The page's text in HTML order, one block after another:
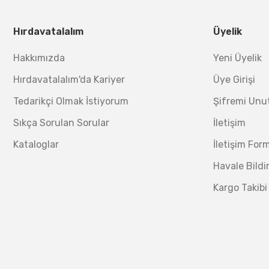
Lüdecke
Lüdecke ES13T Stoper Kaplin Hava Hortum 13 mm
Ücretsiz Nakliye
Hırdavatalalım
Hakkımızda
Hırdavatalalım'da Kariyer
Tedarikçi Olmak İstiyorum
Sıkça Sorulan Sorular
Kataloglar
Üyelik
Yeni Üyelik
Üye Girişi
Şifremi
İletişim
İletişim
Havale
Kargo Takibi